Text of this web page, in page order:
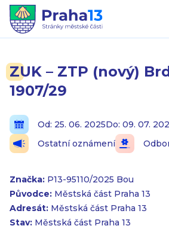
ZUK – ZTP (nový)
1907/29
Od: 25. 06. 2025Do: 09. 07.
Ostatní oznámení
Značka: P13-95110/2025 Bou
Původce: Městská část Praha 13
Adresát: Městská část Praha 13
Stav: Městská část Praha 13